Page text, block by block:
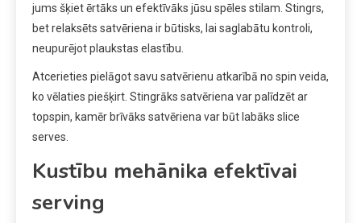
jums šķiet ērtāks un efektīvāks jūsu spēles stilam. Stingrs,
bet relaksēts satvēriena ir būtisks, lai saglabātu kontroli,
neupurējot plaukstas elastību.
Atcerieties pielāgot savu satvērienu atkarībā no spin veida,
ko vēlaties piešķirt. Stingrāks satvēriena var palīdzēt ar
topspin, kamēr brīvāks satvēriena var būt labāks slice
serves.
Kustību mehānika efektīvai
serving